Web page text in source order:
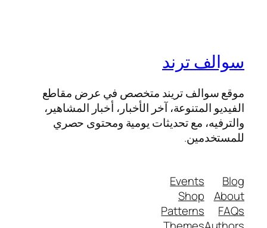
سوالف ترند
موقع سوالف تريند متخصص في عرض مقاطع
الفيديو المتنوعة، آخر الأخبار، أخبار المشاهير،
والترفيه، مع تحديثات يومية ومحتوى حصري
للمستخدمين.
Blog
About
FAQs
Events
Shop
Patterns